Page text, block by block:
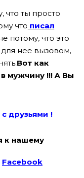
что ты просто
что писал
потому, что это
для нее вызовом,
Вот как
мужчину !!! А Вы
с друзьями !
к нашему
Facebook